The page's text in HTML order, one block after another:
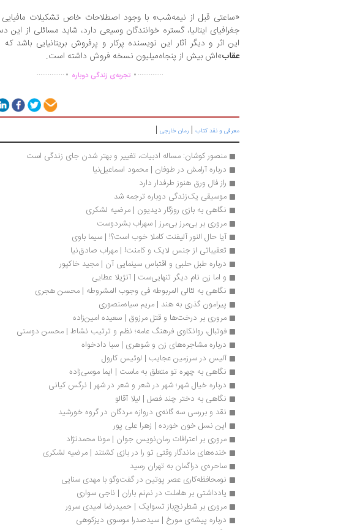
«ساعتی قبل از نیمه‌شب» با وجود اصطلاحات خاص تشکیلات مافیایی
جغرافیای ایتالیا، گستره‌ خوانندگان وسیعی دارد، شاید مسائلی از این
این اثر و دیگر آثار این نویسنده‌ پرکار و پرفروش بریتانیایی باشد
عقاب»اش بیش از پنجاه‌میلیون نسخه فروش داشته ‌است.
............... . تجربه‌ی زندگی دوباره...............
معرفی و نقد کتاب | رمان خارجی |
منصور کوشان: مساله ادبیات، تغییر و بهتر شدن جای زندگی است
درباره آرامش در طوفان | محمود اسماعیل‌نیا
راز فال ورق هنوز طرفدار دارد
موسیقی یک‌زندگی دوباره ترجمه شد
نگاهی به بازی روزگار دیدیون | مرضیه لشکری
مروری بر بی‌مرز بی‌مرز | سهراب بشردوست
آیا حال النور آلیفنت کاملا خوب است؟! | سیما باوی
تعقیباتی از جنس لایک و کامنت! | مهراب صادق‌نیا
درباره طبل حلبی و اقتباس سینمایی آن | مجید خاکپور
و اما زن نام دیگر تنهایی‌ست | آنژیلا عطایی
نگاهی به لئالی المربوطه فی وجوب المشروطه | محسن هجری
پیرامون گذری به هند | مریم سیاه‌منصوری
مروری بر درخت‌ها و قتل مرزوق | سعیده امین‌زاده
فوتبال، روانکاوی فرهنگ عامه؛ نظم و ترتیب نشاط | محسن دوستی
درباره مشاجره‌های زن و شوهری | سبا دادخواه
آلیس در سرزمین عجایب | لوئیس کارول
نگاهی به چهره تو متعلق به ماست | ایما موسی‌زاده
درباره خیال شهر؛ شهر در شعر و شعر در شهر | نرگس کیانی
نگاهی به دختر چند فصل | لیلا آقالو
نقد و بررسی‌ سه گانه‌ی دروازه مردگان در گروه خورشید
این نسل خون خورده | زهرا علی پور
مروری بر اعترافات رمان‌نویس جوان | مونا محمدنژاد
خنده‌های ماندگار وقتی تو را ‌در ‌بازی‌ کشتند | مرضیه لشکری
ساحره‌ی دراگمان به تهران رسید
نومحافظه‌کاری عصر پوتین در گفت‌وگو با مهدی سنایی
یادداشتی بر هاملت در نم‌نم باران | ناجی سواری
مروری بر شطرنج‌باز تسوایک | حمیدرضا امیدی سرور
درباره پیشه‌ی مورخ | سیدصدرا موسوی دیزکوهی